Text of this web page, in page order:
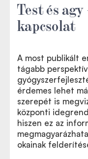
Test és
kapcsolat
A most publikált
tágabb
érdemes lehet
szerepét is
központi
hiszen ez az
okainak